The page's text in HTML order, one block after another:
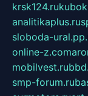
krsk124.ru
analitikaplus.ru
sloboda-
online-z.com
mobilvest.ru
smp-forum.ru